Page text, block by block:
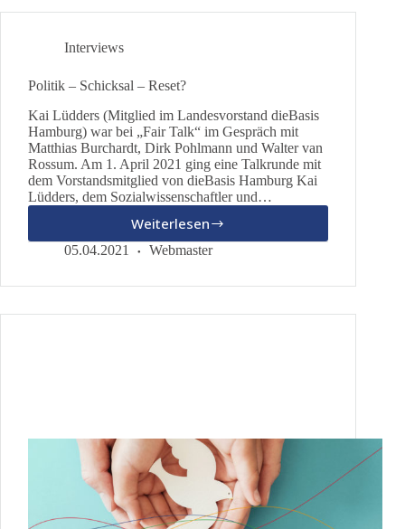
Interviews
Politik – Schicksal – Reset?
Kai Lüdders (Mitglied im Landesvorstand dieBasis
Hamburg) war bei „Fair Talk“ im Gespräch mit
Matthias Burchardt, Dirk Pohlmann und Walter van
Rossum. Am 1. April 2021 ging eine Talkrunde mit
dem Vorstandsmitglied von dieBasis Hamburg Kai
Lüdders, dem Sozialwissenschaftler und…
Weiterlesen
Politik
–
–
05.04.2021 Webmaster